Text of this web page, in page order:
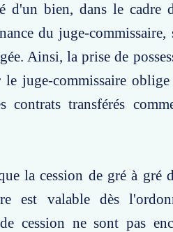
d'un bien, dans le cadre
du juge-commissaire,
Ainsi, la prise de
juge-commissaire
transférés
la cession de gré à gré
est valable dès
cession ne sont pas